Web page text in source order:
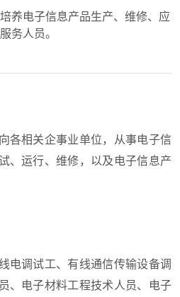
养电子信息产品生产、维修、应
务人员。
相关企事业单位，从事电子信
、运行、维修，以及电子信息产
调试工、有线通信传输设备调
、电子材料工程技术人员、电子